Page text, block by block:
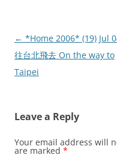
Post
navigation
← *Home 2006* (19) Jul
往台北飛去 On the way to
Taipei
Leave a Reply
Your email address will
are marked *